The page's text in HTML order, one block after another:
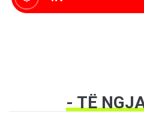
- TË